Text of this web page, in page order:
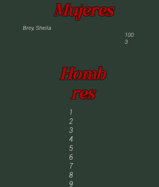
Mujeres
Brey, Sheila
100
3
Homb
res
1
2
3
4
5
6
7
8
9